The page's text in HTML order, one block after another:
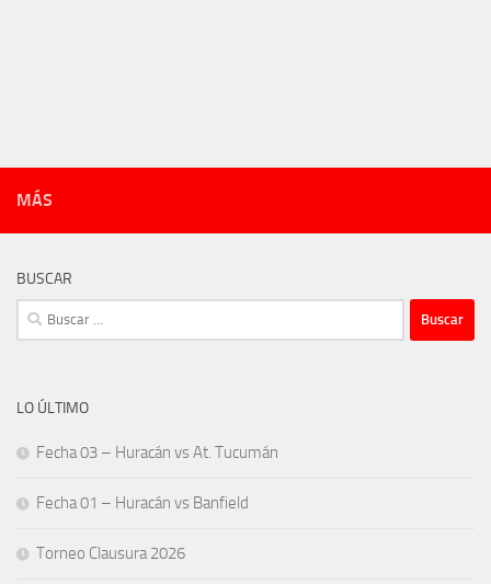
MÁS
BUSCAR
Buscar:
LO ÚLTIMO
Fecha 03 – Huracán vs At. Tucumán
Fecha 01 – Huracán vs Banfield
Torneo Clausura 2026